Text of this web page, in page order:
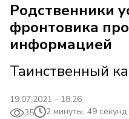
Родственники
фронтовика
информацией
Таинственный
19.07.2021 - 18:26
35
2 минуты, 49 секунд